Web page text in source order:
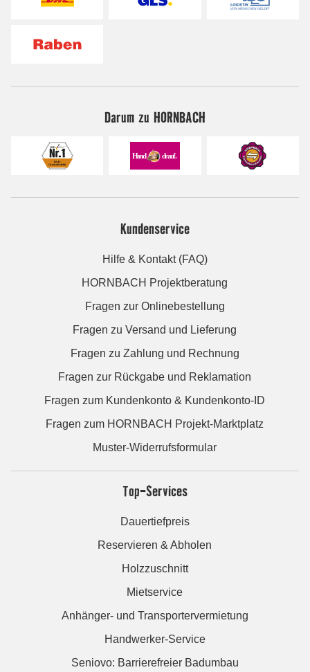
Darum zu HORNBACH
Kundenservice
Hilfe & Kontakt (FAQ)
HORNBACH Projektberatung
Fragen zur Onlinebestellung
Fragen zu Versand und Lieferung
Fragen zu Zahlung und Rechnung
Fragen zur Rückgabe und Reklamation
Fragen zum Kundenkonto & Kundenkonto-ID
Fragen zum HORNBACH Projekt-Marktplatz
Muster-Widerrufsformular
Top-Services
Dauertiefpreis
Reservieren & Abholen
Holzzuschnitt
Mietservice
Anhänger- und Transportervermietung
Handwerker-Service
Seniovo: Barrierefreier Badumbau